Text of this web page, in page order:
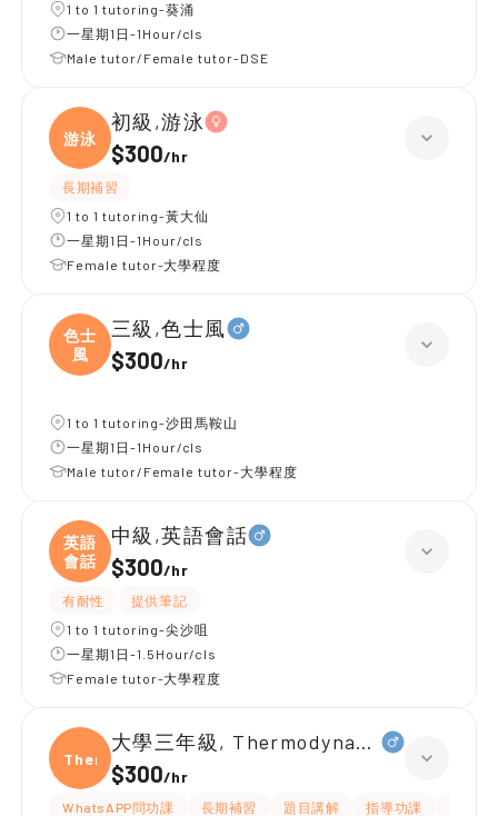
1 to 1 tutoring-葵涌
一星期1日-1Hour/cls
Male tutor/Female tutor-DSE
游泳
初級,游泳
$300/hr
長期補習
1 to 1 tutoring-黃大仙
一星期1日-1Hour/cls
Female tutor-大學程度
色士
風
三級,色士風
$300/hr
1 to 1 tutoring-沙田馬鞍山
一星期1日-1Hour/cls
Male tutor/Female tutor-大學程度
英語
會話
中級,英語會話
$300/hr
有耐性
提供筆記
1 to 1 tutoring-尖沙咀
一星期1日-1.5Hour/cls
Female tutor-大學程度
Ther
大學三年級, Thermodynamic of
$300/hr
WhatsAPP問功課 長期補習 題目講解 指導功課